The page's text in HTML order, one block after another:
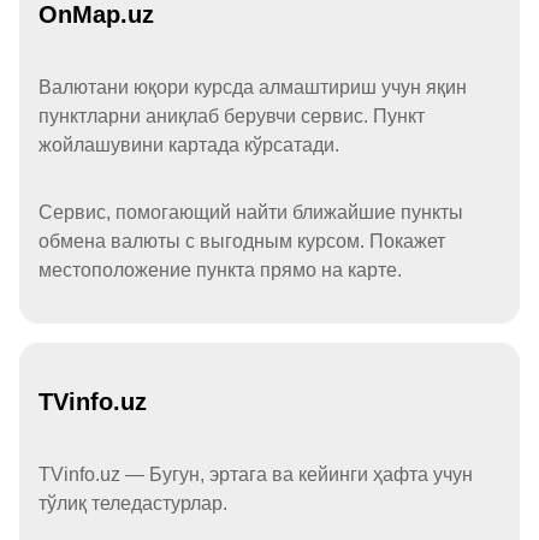
OnMap.uz
Валютани юқори курсда алмаштириш учун яқин
пунктларни аниқлаб берувчи сервис. Пункт
жойлашувини картада кўрсатади.
Сервис, помогающий найти ближайшие пункты
обмена валюты с выгодным курсом. Покажет
местоположение пункта прямо на карте.
TVinfo.uz
TVinfo.uz — Бугун, эртага ва кейинги ҳафта учун
тўлиқ теледастурлар.